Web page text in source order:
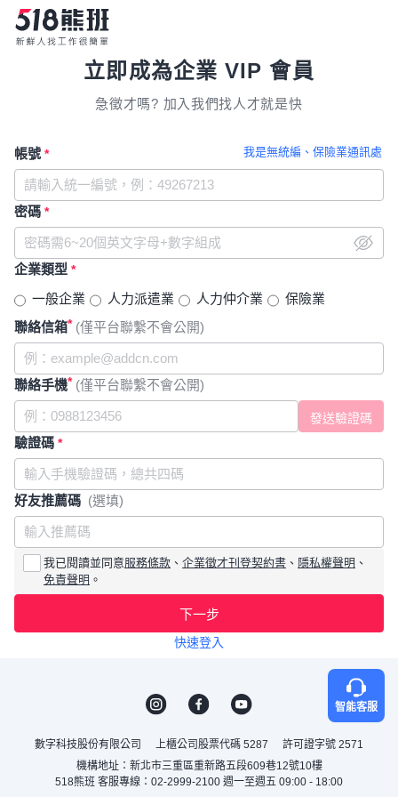
立即成為企業 VIP 會員
急徵才嗎? 加入我們找人才就是快
我是無統編、保險業通訊處
帳號 *
密碼 *
企業類型 *
一般企業 人力派遣業 人力仲介業
保險業
聯絡信箱* (僅平台聯繫不會公開)
聯絡手機* (僅平台聯繫不會公開)
驗證碼 *
好友推薦碼 (選填)
我已閱讀並同意服務條款 、 企業徵才刊登契約書 、 隱私權聲明 、
免責聲明 。
下一步
快速登入
智能客服
數字科技股份有限公司 上櫃公司股票代碼 5287
許可證字號 2571
機構地址：新北市三重區重新路五段609巷12號10樓
518熊班 客服專線：02-2999-2100 週一至週五 09:00 - 18:00